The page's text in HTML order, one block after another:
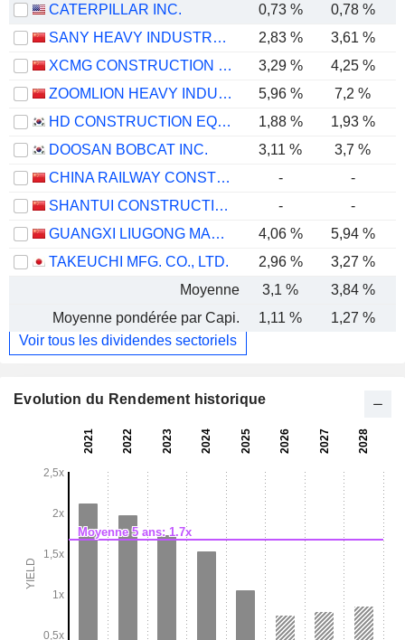
CATERPILLAR INC. 0,73 % 0,78 %
SANY HEAVY INDUSTRY CO.,LTD
2,83 % 3,61 %
XCMG CONSTRUCTION MACHINERY CO., LTD.
3,29 % 4,25 %
ZOOMLION HEAVY INDUSTRY SCIENCE AND TECHNOLOGY CO., LTD.
5,96 %
7,2 %
HD CONSTRUCTION EQUIPMENT CO., LTD.
1,88 % 1,93 %
DOOSAN BOBCAT INC.
3,11 % 3,7 %
CHINA RAILWAY CONSTRUCTION HEAVY INDUSTRY CORPORATION LIMITED
-
-
SHANTUI CONSTRUCTION MACHINERY CO., LTD.
-
-
GUANGXI LIUGONG MACHINERY CO., LTD.
4,06 %
5,94 %
TAKEUCHI MFG. CO., LTD.
2,96 % 3,27 %
Moyenne
3,1 % 3,84 %
Moyenne pondérée par Capi.
1,11 % 1,27 %
Voir tous les dividendes sectoriels
Evolution du Rendement historique